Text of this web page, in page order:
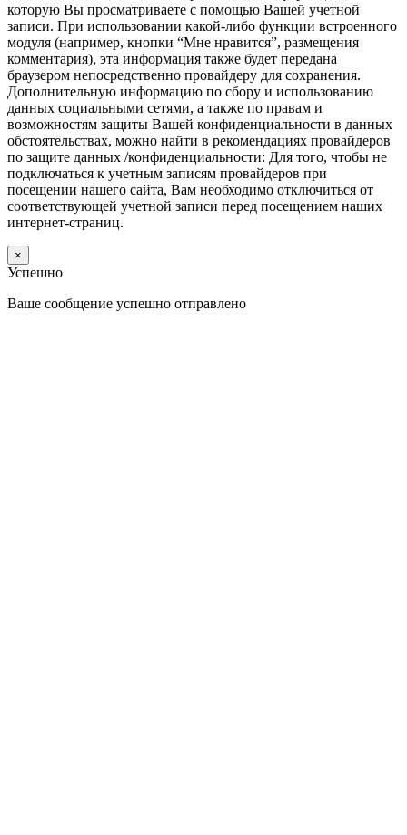
которую Вы просматриваете с помощью Вашей учетной
записи. При использовании какой-либо функции встроенного
модуля (например, кнопки “Мне нравится”, размещения
комментария), эта информация также будет передана
браузером непосредственно провайдеру для сохранения.
Дополнительную информацию по сбору и использованию
данных социальными сетями, а также по правам и
возможностям защиты Вашей конфиденциальности в данных
обстоятельствах, можно найти в рекомендациях провайдеров
по защите данных /конфиденциальности: Для того, чтобы не
подключаться к учетным записям провайдеров при
посещении нашего сайта, Вам необходимо отключиться от
соответствующей учетной записи перед посещением наших
интернет-страниц.
×
Успешно
Ваше сообщение успешно отправлено